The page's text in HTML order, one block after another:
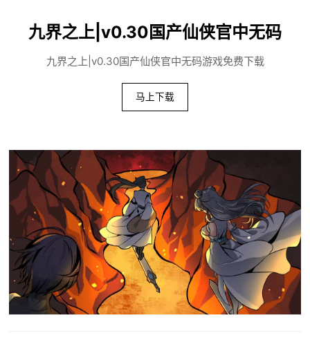
九界之上|v0.30国产仙侠官中无码
九界之上|v0.30国产仙侠官中无码游戏免费下载
马上下载